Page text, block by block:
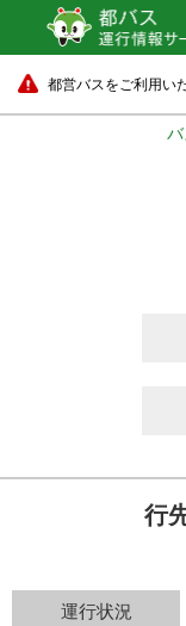
都営バスをご利用い
行
運行状況